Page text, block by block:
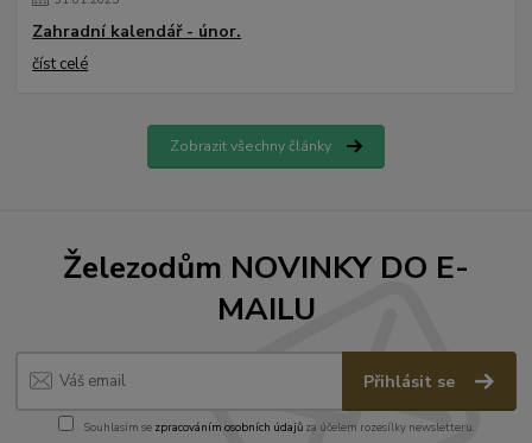
Zahradní kalendář - únor.
číst celé
Zobrazit všechny články
Železodům NOVINKY DO E-
MAILU
Přihlásit se
Souhlasím se zpracováním osobních údajůza účelem rozesílky newsletteru.